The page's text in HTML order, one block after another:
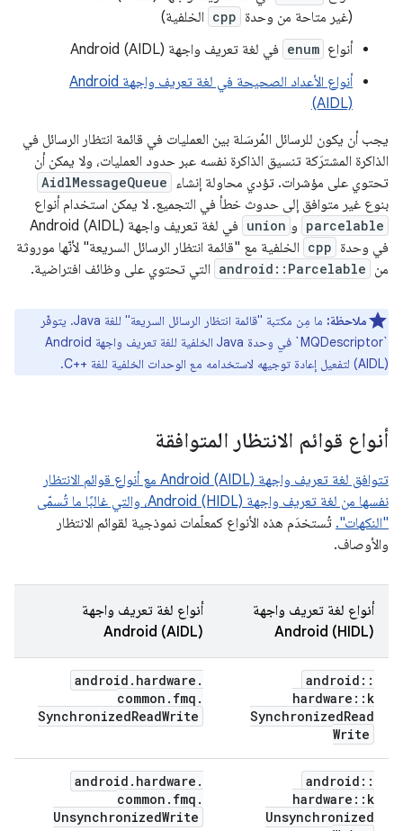
(غير متاحة من وحدة cpp الخلفية)
أنواع enum في لغة تعريف واجهة Android (AIDL)
أنواع الأعداد الصحيحة في لغة تعريف واجهة Android
(AIDL)
يجب أن يكون للرسائل المُرسَلة بين العمليات في قائمة انتظار الرسائل في
الذاكرة المشترَكة تنسيق الذاكرة نفسه عبر حدود العمليات، ولا يمكن أن
تحتوي على مؤشرات. تؤدي محاولة إنشاء AidlMessageQueue
بنوع غير متوافق إلى حدوث خطأ في التجميع. لا يمكن استخدام أنواع
parcelable و union
في لغة تعريف واجهة Android (AIDL)
في وحدة cpp الخلفية مع "قائمة انتظار الرسائل السريعة" لأنّها موروثة
من android::Parcelable التي تحتوي على وظائف افتراضية.
ملاحظة:
ما مِن مكتبة "قائمة انتظار الرسائل السريعة" للغة Java. يتوفّر
`MQDescriptor` في وحدة Java الخلفية للغة تعريف واجهة Android
(AIDL) لتفعيل إعادة توجيهه لاستخدامه مع الوحدات الخلفية للغة C++‎.
أنواع قوائم الانتظار المتوافقة
تتوافق لغة تعريف واجهة Android (AIDL) مع أنواع قوائم الانتظار
نفسها من لغة تعريف واجهة Android (HIDL)، والتي غالبًا ما تُسمّى
"النكهات". تُستخدَم هذه الأنواع كمعلّمات نموذجية لقوائم الانتظار
والأوصاف.
أنواع لغة تعريف واجهة
Android (HIDL)
أنواع لغة تعريف واجهة
Android (AIDL)
android ::
hardware :: k
SynchronizedRead
Write
android . hardware .
common . fmq .
SynchronizedReadWrite
android ::
hardware :: k
Unsynchronized
android . hardware .
common . fmq .
UnsynchronizedWrite